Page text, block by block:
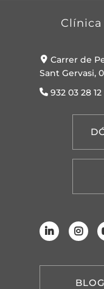
Carrer de
Sant Gervasi,
932 03 28 12